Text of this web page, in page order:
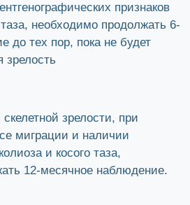
признаков
необходимо продолжать 6-
до тех пор, пока не будет
зрелость
зрелости, при
миграции и наличии
и косого таза,
12-месячное наблюдение.